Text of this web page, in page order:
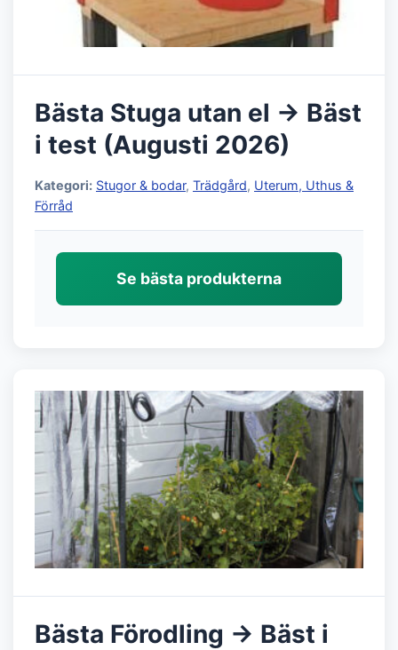
Bästa Stuga utan el → Bäst
i test (Augusti 2026)
Kategori: Stugor & bodar, Trädgård, Uterum, Uthus &
Förråd
Se bästa produkterna
Bästa Förodling → Bäst i